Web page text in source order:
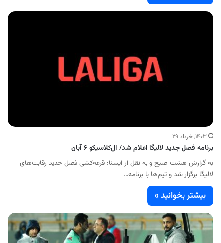
۱۴۰۳, خرداد ۲۹
برنامه فصل جدید لالیگا اعلام شد/ ال‌کلاسیکو ۶ آبان
به گزارش هشت صبح و به نقل از ایسنا؛ قرعه‌کشی فصل جدید رقابت‌های
لالیگا برگزار شد و تیم‌ها با برنامه…
بیشتر بخوانید »